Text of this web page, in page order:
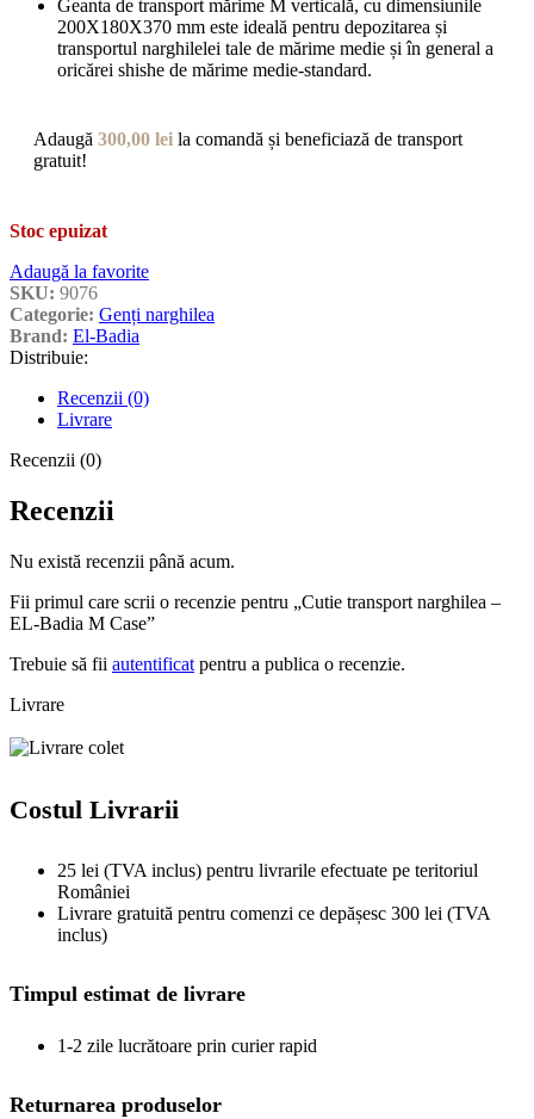
Geanta de transport mărime M verticală, cu dimensiunile
200X180X370 mm este ideală pentru depozitarea și
transportul narghilelei tale de mărime medie și în general a
oricărei shishe de mărime medie-standard.
Adaugă 300,00 lei la comandă și beneficiază de transport
gratuit!
Stoc epuizat
Adaugă la favorite
SKU: 9076
Categorie: Genți narghilea
Brand: El-Badia
Distribuie:
Recenzii (0)
Livrare
Recenzii (0)
Recenzii
Nu există recenzii până acum.
Fii primul care scrii o recenzie pentru „Cutie transport narghilea –
EL-Badia M Case”
Trebuie să fii autentificat pentru a publica o recenzie.
Livrare
Costul Livrarii
25 lei (TVA inclus) pentru livrarile efectuate pe teritoriul
României
Livrare gratuită pentru comenzi ce depășesc 300 lei (TVA
inclus)
Timpul estimat de livrare
1-2 zile lucrătoare prin curier rapid
Returnarea produselor